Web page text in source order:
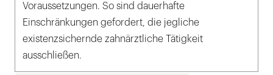
Voraussetzungen. So sind dauerhafte
Einschränkungen gefordert, die jegliche
existenzsichernde zahnärztliche Tätigkeit
ausschließen.